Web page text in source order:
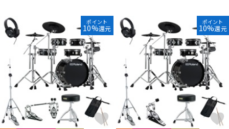
ポイント
10%還元
ポイント
10%還元